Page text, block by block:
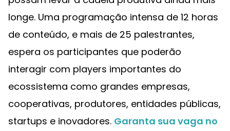
longe. Uma programação intensa de 12 horas
de conteúdo, e mais de 25 palestrantes,
espera os participantes que poderão
interagir com players importantes do
ecossistema como grandes empresas,
cooperativas, produtores, entidades públicas,
startups e inovadores. Garanta sua vaga no